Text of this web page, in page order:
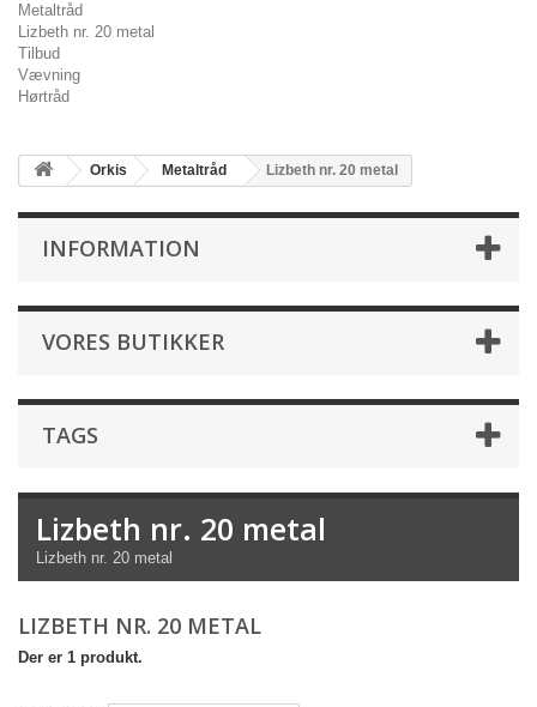
Metaltråd
Lizbeth nr. 20 metal
Tilbud
Vævning
Hørtråd
Orkis Metaltråd Lizbeth nr. 20 metal
INFORMATION
VORES BUTIKKER
TAGS
Lizbeth nr. 20 metal
Lizbeth nr. 20 metal
LIZBETH NR. 20 METAL
Der er 1 produkt.